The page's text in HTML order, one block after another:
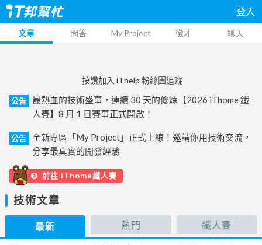
登入
文章 問答 My Project 徵才 聊天
按讚加入 iThelp 粉絲團追蹤
公告
最熱血的技術盛事，連續 30 天的修煉【2026 iThome 鐵
人賽】8 月 1 日賽事正式開啟！
公告
全新專區「My Project」正式上線！邀請你用技術交流，
分享最真實的開發經驗
前往 iThome鐵人賽
技術文章
最新 熱門 鐵人賽